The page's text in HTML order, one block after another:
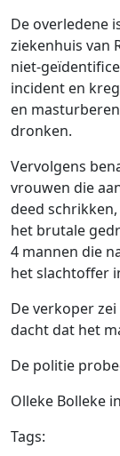
De overledene
ziekenhuis van
niet-
incident en
en
dronken.
Vervolgens
vrouwen die
deed
het brutale
4 mannen die
het slachtoffer
De verkoper
dacht dat het
De politie
Olleke Bolleke
Tags: